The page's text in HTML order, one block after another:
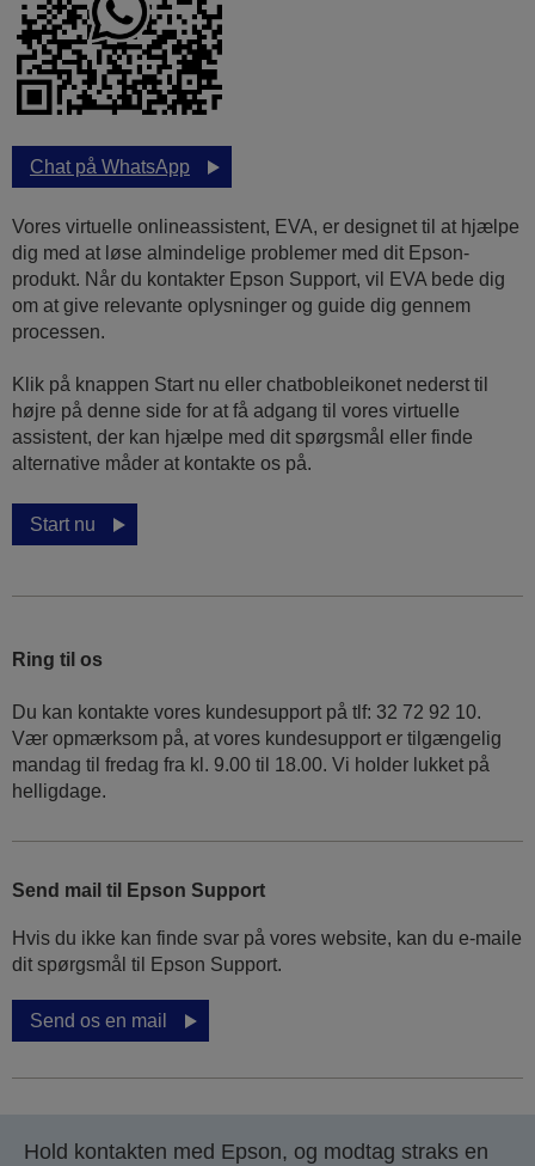
Chat på WhatsApp
Vores virtuelle onlineassistent, EVA, er designet til at hjælpe
dig med at løse almindelige problemer med dit Epson-
produkt. Når du kontakter Epson Support, vil EVA bede dig
om at give relevante oplysninger og guide dig gennem
processen.
Klik på knappen Start nu eller chatbobleikonet nederst til
højre på denne side for at få adgang til vores virtuelle
assistent, der kan hjælpe med dit spørgsmål eller finde
alternative måder at kontakte os på.
Start nu
Ring til os
Du kan kontakte vores kundesupport på tlf: 32 72 92 10.
Vær opmærksom på, at vores kundesupport er tilgængelig
mandag til fredag ​​fra kl. 9.00 til 18.00. Vi holder lukket på
helligdage.
Send mail til Epson Support
Hvis du ikke kan finde svar på vores website, kan du e-maile
dit spørgsmål til Epson Support.
Send os en mail
Hold kontakten med Epson, og modtag straks en